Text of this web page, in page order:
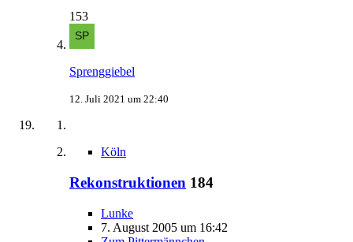
153
Sprenggiebel
12. Juli 2021 um 22:40
Köln
Rekonstruktionen 184
Lunke
7. August 2005 um 16:42